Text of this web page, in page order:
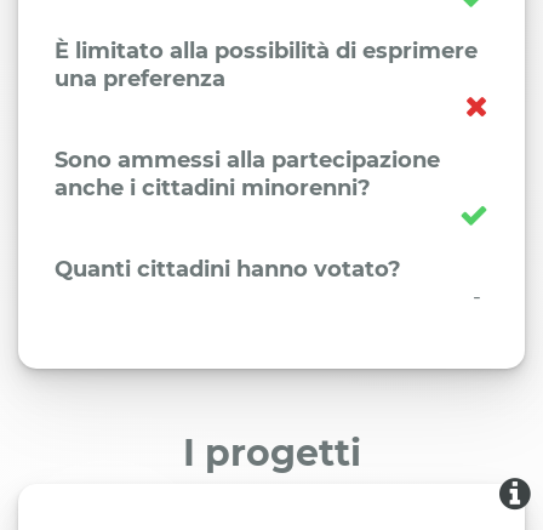
È limitato alla possibilità di esprimere
una preferenza
Sono ammessi alla partecipazione
anche i cittadini minorenni?
Quanti cittadini hanno votato?
-
I progetti